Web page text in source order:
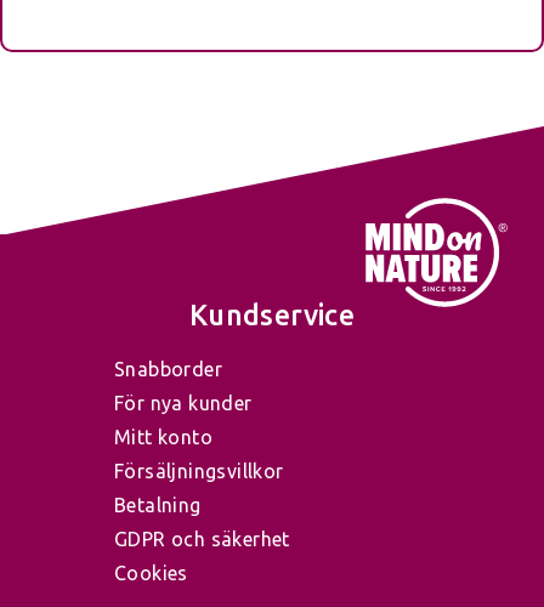
Kundservice
Snabborder
För nya kunder
Mitt konto
Försäljningsvillkor
Betalning
GDPR och säkerhet
Cookies